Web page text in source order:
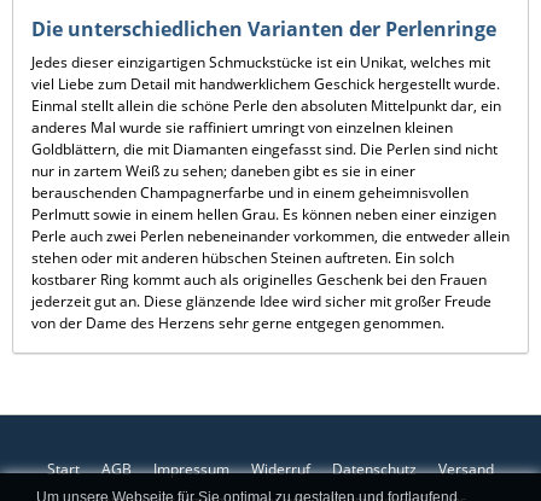
Die unterschiedlichen Varianten der Perlenringe
Jedes dieser einzigartigen Schmuckstücke ist ein Unikat, welches mit
viel Liebe zum Detail mit handwerklichem Geschick hergestellt wurde.
Einmal stellt allein die schöne Perle den absoluten Mittelpunkt dar, ein
anderes Mal wurde sie raffiniert umringt von einzelnen kleinen
Goldblättern, die mit Diamanten eingefasst sind. Die Perlen sind nicht
nur in zartem Weiß zu sehen; daneben gibt es sie in einer
berauschenden Champagnerfarbe und in einem geheimnisvollen
Perlmutt sowie in einem hellen Grau. Es können neben einer einzigen
Perle auch zwei Perlen nebeneinander vorkommen, die entweder allein
stehen oder mit anderen hübschen Steinen auftreten. Ein solch
kostbarer Ring kommt auch als originelles Geschenk bei den Frauen
jederzeit gut an. Diese glänzende Idee wird sicher mit großer Freude
von der Dame des Herzens sehr gerne entgegen genommen.
Start AGB Impressum Widerruf Datenschutz
Versand
Um unsere Webseite für Sie optimal zu gestalten und fortlaufend